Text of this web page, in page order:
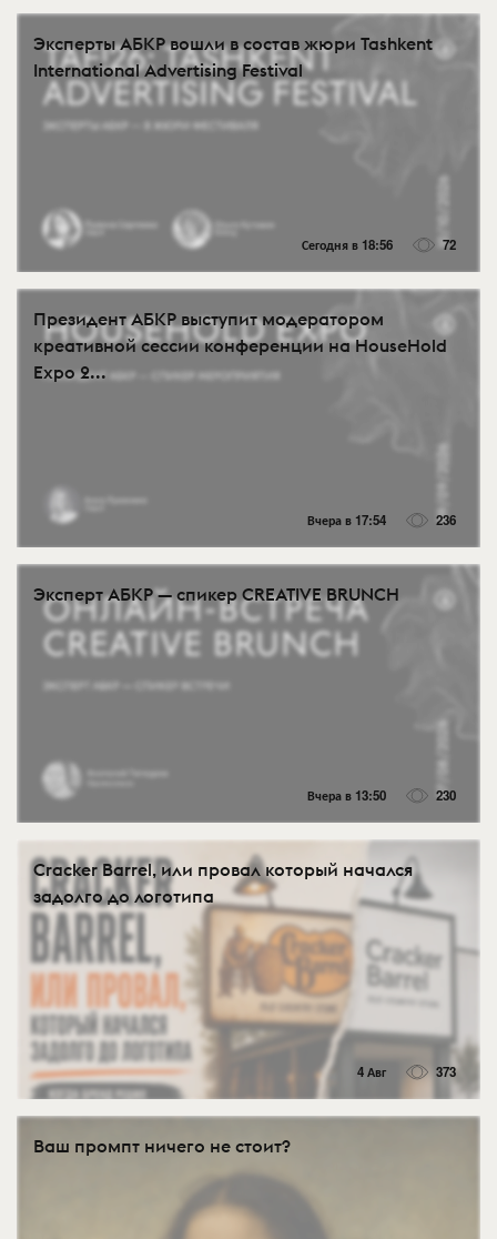
Эксперты АБКР вошли в состав жюри Tashkent
International Advertising Festival
Сегодня в 18:56 72
Президент АБКР выступит модератором
креативной сессии конференции на HouseHold
Expo 2...
Вчера в 17:54 236
Эксперт АБКР — спикер CREATIVE BRUNCH
Вчера в 13:50 230
Cracker Barrel, или провал который начался
задолго до логотипа
4 Авг 373
Ваш промпт ничего не стоит?